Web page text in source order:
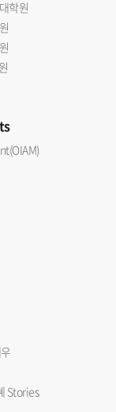
학원
Stories